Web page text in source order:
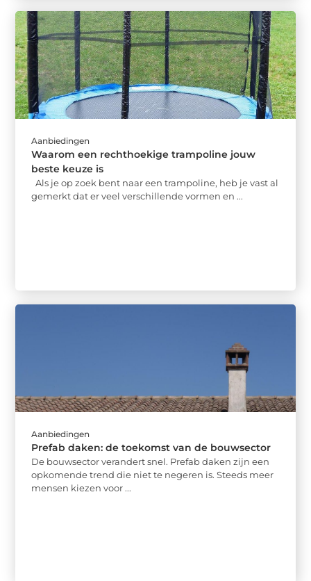
Aanbiedingen
Waarom een rechthoekige trampoline jouw
beste keuze is
Als je op zoek bent naar een trampoline, heb je vast al
gemerkt dat er veel verschillende vormen en ...
Aanbiedingen
Prefab daken: de toekomst van de bouwsector
De bouwsector verandert snel. Prefab daken zijn een
opkomende trend die niet te negeren is. Steeds meer
mensen kiezen voor ...